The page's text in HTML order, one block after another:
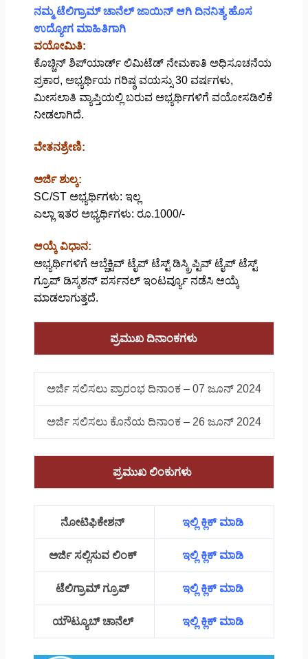
ನಮ್ಮ ಟೆಲಿಗ್ರಾಮ್ ಚಾನೆಲ್ ಜಾಯಿನ್ ಆಗಿ ದಿನನಿತ್ಯ ಹೊಸ
ಉದ್ಯೋಗ ಮಾಹಿತಿಗಾಗಿ
ವಯೋಮಿತಿ:
ಕೊಚ್ಚಿನ್ ಶಿಪ್‌ಯಾರ್ಡ್ ಲಿಮಿಟೆಡ್ ನೇಮಕಾತಿ ಅಧಿಸೂಚನೆಯ
ಪ್ರಕಾರ, ಅಭ್ಯರ್ಥಿಯ ಗರಿಷ್ಠ ವಯಸ್ಸು 30 ವರ್ಷಗಳು,
ಮೀಸಲಾತಿ ವ್ಯಾಪ್ತಿಯಲ್ಲಿ ಬರುವ ಅಭ್ಯರ್ಥಿಗಳಿಗೆ ವಯೋಸಡಿಲಿಕೆ
ನೀಡಲಾಗಿದೆ.
ವೇತನಶ್ರೇಣಿ:
ಅರ್ಜಿ ಶುಲ್ಕ:
SC/ST ಅಭ್ಯರ್ಥಿಗಳು: ಇಲ್ಲ
ಎಲ್ಲಾ ಇತರ ಅಭ್ಯರ್ಥಿಗಳು: ರೂ.1000/-
ಆಯ್ಕೆ ವಿಧಾನ:
ಅಭ್ಯರ್ಥಿಗಳಿಗೆ ಆಬ್ಜೆಕ್ಟಿವ್ ಟೈಪ್ ಟೆಸ್ಟ್ ಡಿಸ್ಕ್ರಿಪ್ಟಿವ್ ಟೈಪ್ ಟೆಸ್ಟ್
ಗ್ರೂಪ್ ಡಿಸ್ಕಶನ್ ಪರ್ಸನಲ್ ಇಂಟರ್ವ್ಯೂ ನಡೆಸಿ ಆಯ್ಕೆ
ಮಾಡಲಾಗುತ್ತದೆ.
ಪ್ರಮುಖ ದಿನಾಂಕಗಳು
ಅರ್ಜಿ ಸಲಿಸಲು ಪ್ರಾರಂಭ ದಿನಾಂಕ – 07 ಜೂನ್ 2024
ಅರ್ಜಿ ಸಲಿಸಲು ಕೊನೆಯ ದಿನಾಂಕ – 26 ಜೂನ್ 2024
ಪ್ರಮುಖ ಲಿಂಕುಗಳು
ನೋಟಿಫಿಕೇಶನ್ ಇಲ್ಲಿ ಕ್ಲಿಕ್ ಮಾಡಿ
ಅರ್ಜಿ ಸಲ್ಲಿಸುವ ಲಿಂಕ್ ಇಲ್ಲಿ ಕ್ಲಿಕ್ ಮಾಡಿ
ಟೆಲಿಗ್ರಾಮ್ ಗ್ರೂಪ್ ಇಲ್ಲಿ ಕ್ಲಿಕ್ ಮಾಡಿ
ಯೌಟ್ಯೂಬ್ ಚಾನೆಲ್ ಇಲ್ಲಿ ಕ್ಲಿಕ್ ಮಾಡಿ